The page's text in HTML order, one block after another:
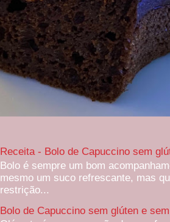
Receita - Bolo de Capuccino sem
Bolo é sempre um bom
mesmo um suco refrescante, mas
restrição...
Bolo de Capuccino sem glúten e